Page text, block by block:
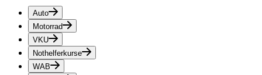
Auto
Motorrad
VKU
Nothelferkurse
WAB